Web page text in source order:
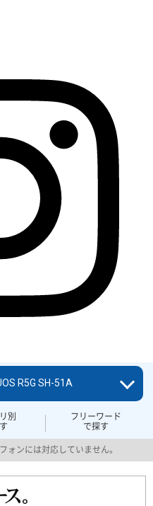
別
フリーワード
で探す
R5G SH-51A
ォンには対応していません。